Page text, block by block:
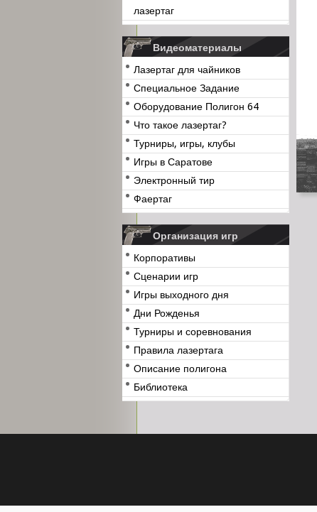
лазертаг
Видеоматериалы
Лазертаг для чайников
Специальное Задание
Оборудование Полигон 64
Что такое лазертаг?
Турниры, игры, клубы
Игры в Саратове
Электронный тир
Фаертаг
Организация игр
Корпоративы
Сценарии игр
Игры выходного дня
Дни Рожденья
Турниры и соревнования
Правила лазертага
Описание полигона
Библиотека